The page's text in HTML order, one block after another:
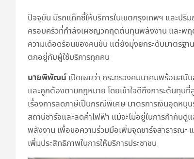
ปัจจุบัน มีรถแท็กซี่ให้บริการในเขตกรุงเทพฯ และ
ครอบครัวที่กำลังเผชิญวิกฤตต้นทุนพลังงาน และพฤ
ความเดือดร้อนของคนขับ แต่ยังมุ่งยกระดับมาตรฐ
ตกอยู่กับผู้ใช้บริการทุกคน
นายพิพัฒน์ เปิดเผยว่า กระทรวงคมนาคมพร้อมส
และถูกต้องตามกฎหมาย โดยเข้าใจดีถึงภาระต้นทุน
เรื่องการลดภาษีเป็นกรณีพิเศษ มาตรการเงินอุดห
สถานีชาร์จและลดค่าไฟฟ้า แม้จะไม่อยู่ในการกำกับดู
พลังงาน เพื่อขอความร่วมมือเพิ่มจุดชาร์จสาธารณะ
เพิ่มประสิทธิภาพในการให้บริการประชาชน